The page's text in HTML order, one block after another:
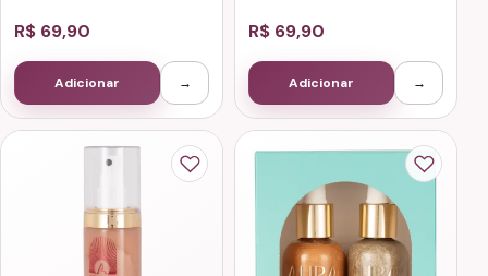
R$ 69,90
Adicionar →
R$ 69,90
Adicionar →